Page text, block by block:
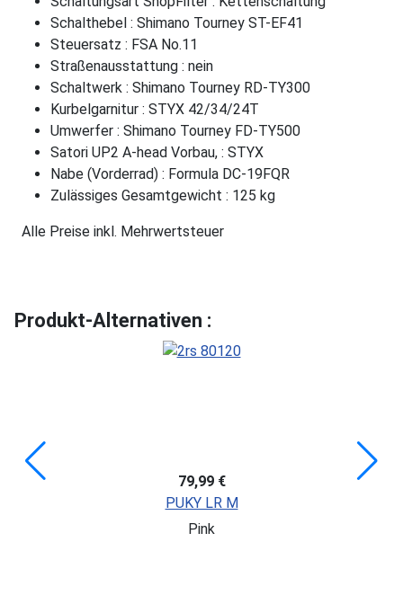
Schalthebel : Shimano Tourney ST-EF41
Steuersatz : FSA No.11
Straßenausstattung : nein
Schaltwerk : Shimano Tourney RD-TY300
Kurbelgarnitur : STYX 42/34/24T
Umwerfer : Shimano Tourney FD-TY500
Satori UP2 A-head Vorbau, : STYX
Nabe (Vorderrad) : Formula DC-19FQR
Zulässiges Gesamtgewicht : 125 kg
Alle Preise inkl. Mehrwertsteuer
Produkt-Alternativen :
79,99 €
PUKY LR M
Pink